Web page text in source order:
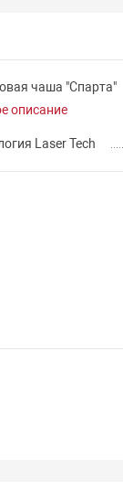
чаша "Спарта"
описание
Laser Tech